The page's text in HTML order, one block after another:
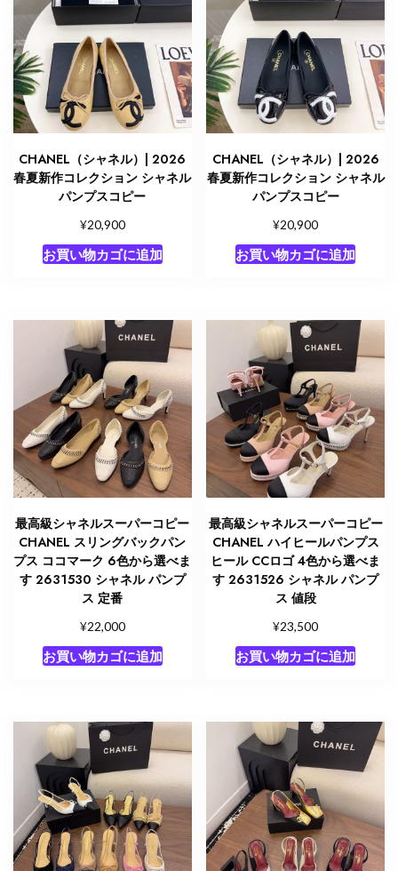
CHANEL（シャネル）| 2026
春夏新作コレクション シャネル
パンプスコピー
¥20,900
お買い物カゴに追加
CHANEL（シャネル）| 2026
春夏新作コレクション シャネル
パンプスコピー
¥20,900
お買い物カゴに追加
最高級シャネルスーパーコピー
CHANEL スリングバックパン
プス ココマーク 6色から選べま
す 2631530 シャネル パンプ
ス 定番
¥22,000
お買い物カゴに追加
最高級シャネルスーパーコピー
CHANEL ハイヒールパンプス
ヒール CCロゴ 4色から選べま
す 2631526 シャネル パンプ
ス 値段
¥23,500
お買い物カゴに追加